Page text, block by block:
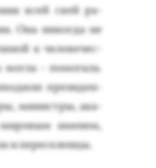
всей свей ра­
Она ни­ког­да не
к че­лове­чес­
- по­мога­ла.
пре­зиден­
ми­нис­тры, ака­
име­нем,
и пе­ресе­лен­цы.